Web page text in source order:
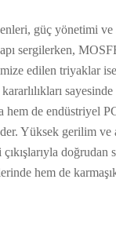
güç yönetimi
sergilerken,
edilen
de
Yüksek gerilim
hem de